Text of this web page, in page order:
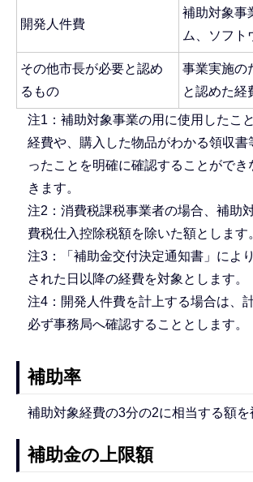
開発人件費
補助対象事
ム、ソフト
その他市長が必要と認め
るもの
事業実施の
と認めた経
注1：補助対象事業の用に使用したこ
経費や、購入した物品がわかる領収書
ったことを明確に確認することができ
きます。
注2：消費税課税事業者の場合、補助
費税仕入控除税額を除いた額とします
注3：「補助金交付決定通知書」によ
された日以降の経費を対象とします。
注4：開発人件費を計上する場合は、
必ず事務局へ確認することとします。
補助率
補助対象経費の3分の2に相当する額を
補助金の上限額